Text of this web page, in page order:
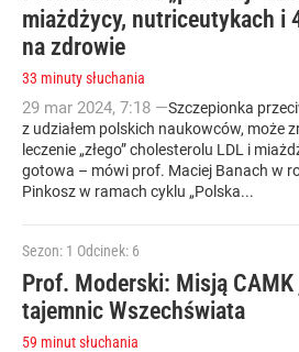
miażdżycy, nutriceutykach i
na zdrowie
33 minuty słuchania
29 mar 2024, 7:18 —Szczepionka
z udziałem polskich naukowców, może
leczenie „złego” cholesterolu LDL i
gotowa – mówi prof. Maciej Banach w
Pinkosz w ramach cyklu „Polska...
Sezon: 1 Odcinek: 6
Prof. Moderski: Misją
tajemnic Wszechświata
59 minut słuchania